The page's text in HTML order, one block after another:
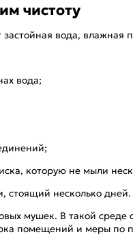
чистоту
вода, влажная
вода;
которую не мыли
стоящий несколько дней.
мушек. В такой
помещений и меры